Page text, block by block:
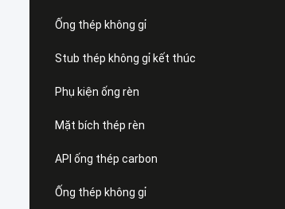
Ống thép không gỉ
Stub thép không gỉ kết thúc
Phụ kiện ống rèn
Mặt bích thép rèn
API ống thép carbon
Ống thép không gỉ